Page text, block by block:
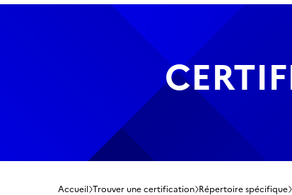
Accueil Trouver une certification Répertoire spécifique